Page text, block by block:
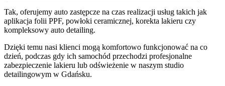
Tak, oferujemy auto zastępcze na czas realizacji usług takich jak
aplikacja folii PPF, powłoki ceramicznej, korekta lakieru czy
kompleksowy auto detailing.
Dzięki temu nasi klienci mogą komfortowo funkcjonować na co
dzień, podczas gdy ich samochód przechodzi profesjonalne
zabezpieczenie lakieru lub odświeżenie w naszym studio
detailingowym w Gdańsku.